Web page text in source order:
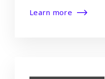
Learn more